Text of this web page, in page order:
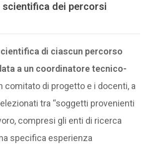
scientifica dei percorsi
di ciascun percorso
a un coordinatore tecnico-
comitato di progetto e i docenti, a
tra “soggetti provenienti
compresi gli enti di ricerca
specifica esperienza